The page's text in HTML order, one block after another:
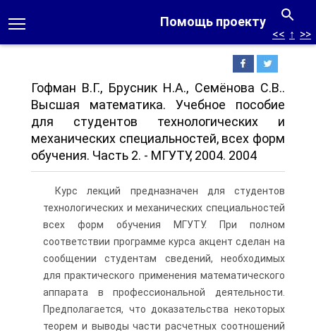
Помощь проекту
<< ↑ >>
Гофман В.Г., Брусник Н.А., Семёнова С.В..
Высшая математика. Учебное пособие
для студентов технологических и
механических специальностей, всех форм
обучения. Часть 2. - МГУТУ, 2004. 2004
Курс лекций предназначен для студентов
технологических и механических специальностей
всех форм обучения МГУТУ. При полном
соответствии программе курса акцент сделан на
сообщении студентам сведений, необходимых
для практического применения математического
аппарата в профессиональной деятельности.
Предполагается, что доказательства некоторых
теорем и выводы части расчетных соотношений